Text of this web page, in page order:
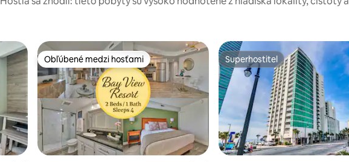
Obľúbené medzi hosťami
Obľúbené medzi hosťami Superhostiteľ
Superhostiteľ